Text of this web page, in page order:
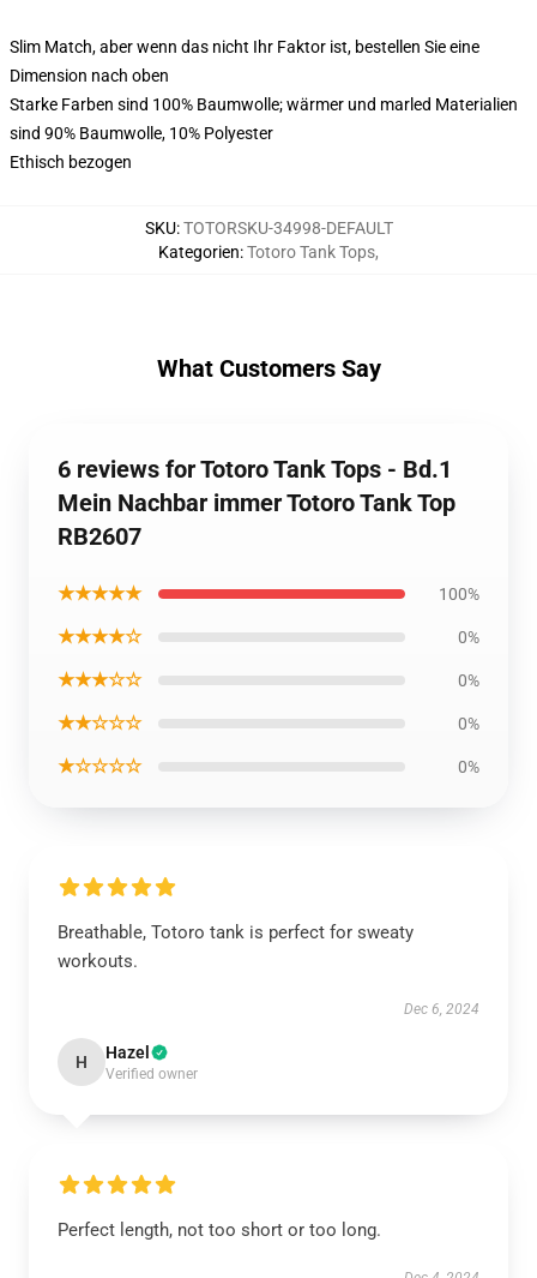
Slim Match, aber wenn das nicht Ihr Faktor ist, bestellen Sie eine
Dimension nach oben
Starke Farben sind 100% Baumwolle; wärmer und marled Materialien
sind 90% Baumwolle, 10% Polyester
Ethisch bezogen
SKU:TOTORSKU-34998-DEFAULT
Kategorien:Totoro Tank Tops,
What Customers Say
6 reviews for Totoro Tank Tops - Bd.1
Mein Nachbar immer Totoro Tank Top
RB2607
★★★★★ 100%
★★★★☆ 0%
★★★☆☆ 0%
★★☆☆☆ 0%
★☆☆☆☆ 0%
Breathable, Totoro tank is perfect for sweaty
workouts.
Dec 6, 2024
H Hazel
Verified owner
Perfect length, not too short or too long.